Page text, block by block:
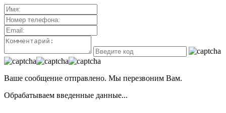
Ваше сообщение отправлено. Мы перезвоним Вам.
Обрабатываем введенные данные...